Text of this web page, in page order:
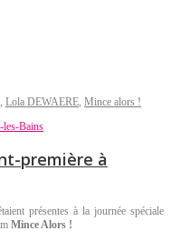
Lola DEWAERE Mince alors !
première à
présentes à la journée spéciale
Mince Alors !